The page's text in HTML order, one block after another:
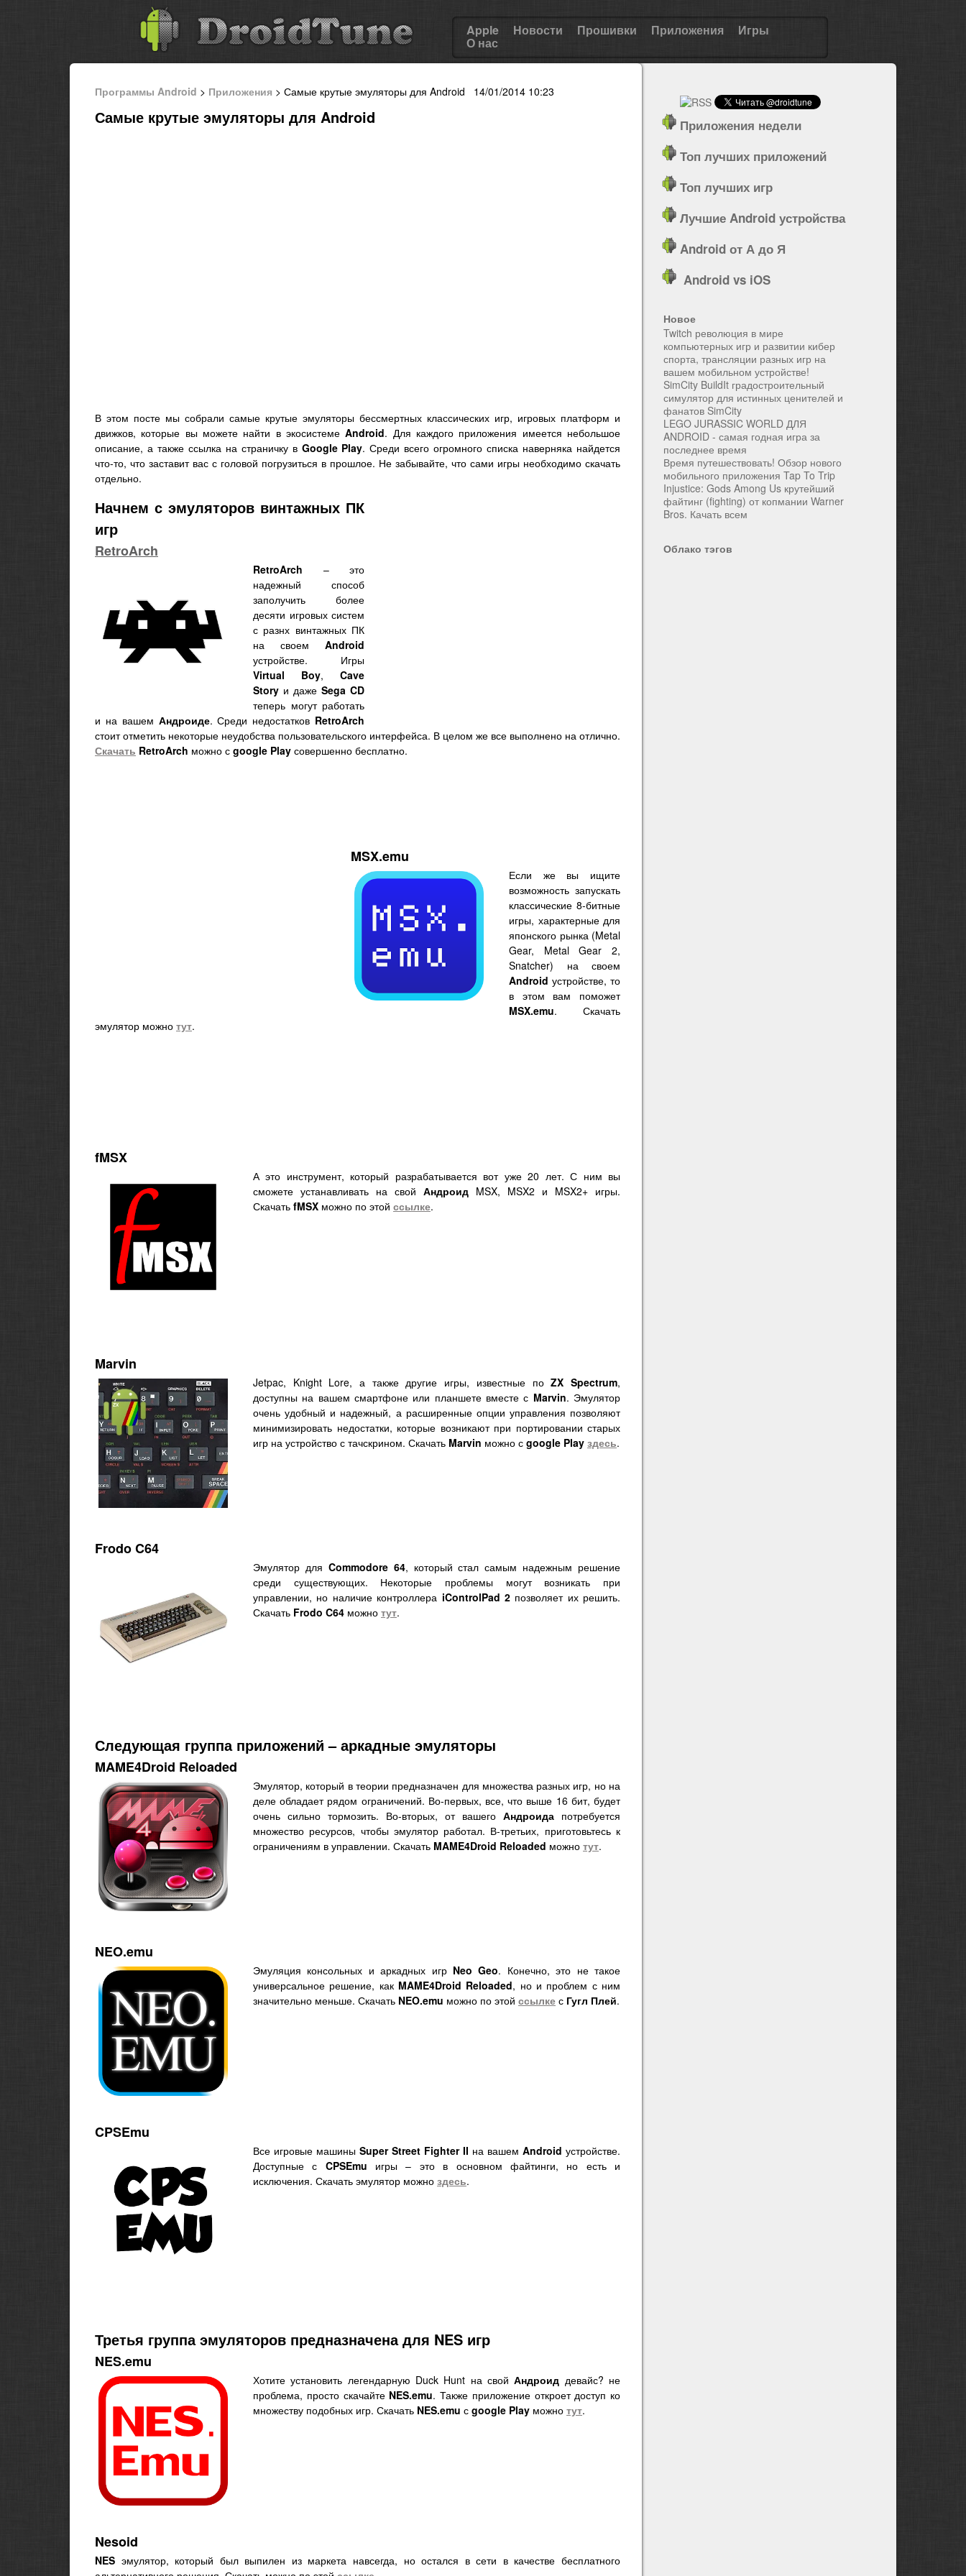
Apple Новости Прошивки Приложения Игры
О нас
Программы Android > Приложения > Самые крутые эмуляторы для Android 14/01/2014 10:23
Самые крутые эмуляторы для Android
В этом посте мы собрали самые крутые эмуляторы бессмертных классических игр, игровых платформ и
движков, которые вы можете найти в экосистемеAndroid. Для каждого приложения имеется небольшое
описание, а также ссылка на страничку в Google Play. Среди всего огромного списка наверняка найдется
что-то, что заставит вас с головой погрузиться в прошлое. Не забывайте, что сами игры необходимо скачать
отдельно.
Начнем с эмуляторов винтажных ПК
игр
RetroArch
RetroArch – это
надежный способ
заполучить более
десяти игровых систем
с разнх винтажных ПК
на своем Android
устройстве. Игры
Virtual Boy, Cave
Story и даже Sega CD
теперь могут работать
и на вашем Андроиде. Среди недостатков RetroArch
стоит отметить некоторые неудобства пользовательского интерфейса. В целом же все выполнено на отлично.
Скачать RetroArch можно с google Play совершенно бесплатно.
MSX.emu
Если же вы ищите
возможность запускать
классические 8-битные
игры, характерные для
японского рынка (Metal
Gear, Metal Gear 2,
Snatcher) на своем
Android устройстве, то
в этом вам поможет
MSX.emu. Скачать
эмулятор можно тут.
fMSX
А это инструмент, который разрабатывается вот уже 20 лет. С ним вы
сможете устанавливать на свой Андроид MSX, MSX2 и MSX2+ игры.
Скачать fMSX можно по этой ссылке.
Marvin
Jetpac, Knight Lore, а также другие игры, известные поZX Spectrum,
доступны на вашем смартфоне или планшете вместе с Marvin. Эмулятор
очень удобный и надежный, а расширенные опции управления позволяют
минимизировать недостатки, которые возникают при портировании старых
игр на устройство с тачскрином. Скачать Marvin можно с google Play здесь.
Frodo C64
Эмулятор для Commodore 64, который стал самым надежным решение
среди существующих. Некоторые проблемы могут возникать при
управлении, но наличие контроллера iControlPad 2позволяет их решить.
Скачать Frodo C64 можно тут.
Следующая группа приложений – аркадные эмуляторы
MAME4Droid Reloaded
Эмулятор, который в теории предназначен для множества разных игр, но на
деле обладает рядом ограничений. Во-первых, все, что выше 16 бит, будет
очень сильно тормозить. Во-вторых, от вашего Андроида потребуется
множество ресурсов, чтобы эмулятор работал. В-третьих, приготовьтесь к
ограничениям в управлении. Скачать MAME4Droid Reloaded можно тут.
NEO.emu
Эмуляция консольных и аркадных игр Neo Geo. Конечно, это не такое
универсальное решение, как MAME4Droid Reloaded, но и проблем с ним
значительно меньше. Скачать NEO.emu можно по этой ссылке с Гугл Плей.
CPSEmu
Все игровые машины Super Street Fighter II на вашем Android устройстве.
Доступные с CPSEmu игры – это в основном файтинги, но есть и
исключения. Скачать эмулятор можно здесь.
Третья группа эмуляторов предназначена для NES игр
NES.emu
Хотите установить легендарную Duck Hunt на свойАндроид девайс? не
проблема, просто скачайте NES.emu. Также приложение откроет доступ ко
множеству подобных игр. Скачать NES.emu с google Play можно тут.
Nesoid
NES эмулятор, который был выпилен из маркета навсегда, но остался в сети в качестве бесплатного
Приложения недели
Топ лучших приложений
Топ лучших игр
Лучшие Android устройства
Android от А до Я
Android vs iOS
Новое
Twitch революция в мире
компьютерных игр и развитии кибер
спорта, трансляции разных игр на
вашем мобильном устройстве!
SimCity BuildIt градостроительный
симулятор для истинных ценителей и
фанатов SimCity
LEGO JURASSIC WORLD ДЛЯ
ANDROID - самая годная игра за
последнее время
Время путешествовать! Обзор нового
мобильного приложения Tap To Trip
Injustice: Gods Among Us крутейший
файтинг (fighting) от копмании Warner
Bros. Качать всем
Облако тэгов